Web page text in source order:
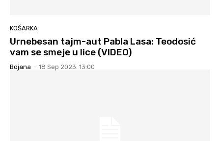
KOŠARKA
Urnebesan tajm-aut Pabla Lasa: Teodosić
vam se smeje u lice (VIDEO)
Bojana - 18 Sep 2023. 13:00